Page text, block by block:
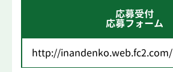
応募受付
応募フォーム
http://inandenko.web.fc2.com/